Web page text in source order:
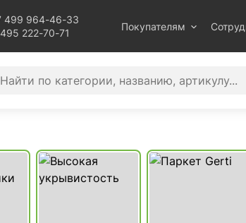
499 964-46-33
222-70-71
Покупателям